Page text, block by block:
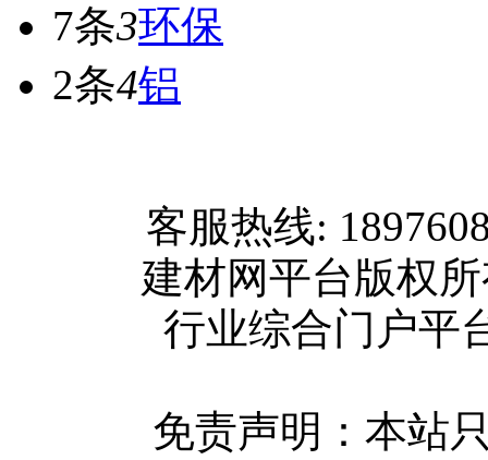
7条3环保
2条4铝
客服热线:
建材网平台版权
行业综合门户平
免责声明：本站